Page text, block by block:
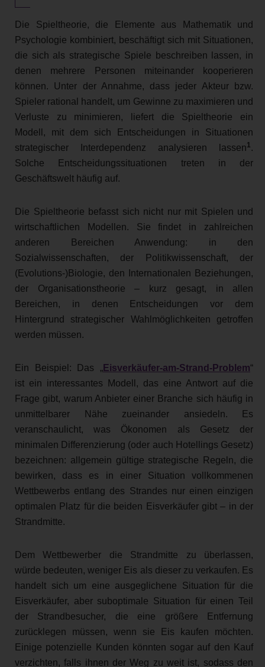
Die Spieltheorie, die Elemente aus Mathematik und
Psychologie kombiniert, beschäftigt sich mit Situationen,
die sich als strategische Spiele beschreiben lassen, in
denen mehrere Personen miteinander kooperieren
können. Unter der Annahme, dass jeder Akteur bzw.
Spieler rational handelt, um Gewinne zu maximieren und
Verluste zu minimieren, liefert die Spieltheorie ein
Modell, mit dem sich Entscheidungen in Situationen
strategischer Interdependenz analysieren lassen1 .
Solche Entscheidungssituationen treten in der
Geschäftswelt häufig auf.
Die Spieltheorie befasst sich nicht nur mit Spielen und
wirtschaftlichen Modellen. Sie findet in zahlreichen
anderen Bereichen Anwendung: in den
Sozialwissenschaften, der Politikwissenschaft, der
(Evolutions-)Biologie, den Internationalen Beziehungen,
der Organisationstheorie – kurz gesagt, in allen
Bereichen, in denen Entscheidungen vor dem
Hintergrund strategischer Wahlmöglichkeiten getroffen
werden müssen.
Ein Beispiel: Das „Eisverkäufer-am-Strand-Problem“
ist ein interessantes Modell, das eine Antwort auf die
Frage gibt, warum Anbieter einer Branche sich häufig in
unmittelbarer Nähe zueinander ansiedeln. Es
veranschaulicht, was Ökonomen als Gesetz der
minimalen Differenzierung (oder auch Hotellings Gesetz)
bezeichnen: allgemein gültige strategische Regeln, die
bewirken, dass es in einer Situation vollkommenen
Wettbewerbs entlang des Strandes nur einen einzigen
optimalen Platz für die beiden Eisverkäufer gibt – in der
Strandmitte.
Dem Wettbewerber die Strandmitte zu überlassen,
würde bedeuten, weniger Eis als dieser zu verkaufen. Es
handelt sich um eine ausgeglichene Situation für die
Eisverkäufer, aber suboptimale Situation für einen Teil
der Strandbesucher, die eine größere Entfernung
zurücklegen müssen, wenn sie Eis kaufen möchten.
Einige potenzielle Kunden könnten sogar auf den Kauf
verzichten, falls ihnen der Weg zu weit ist, sodass den